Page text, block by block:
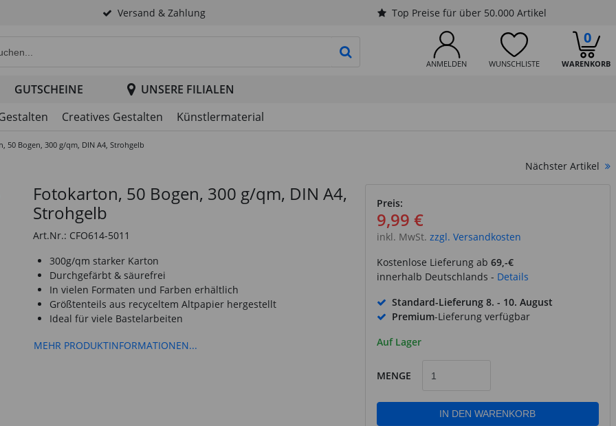
Versand & Zahlung Top Preise für über 50.000 Artikel
ANMELDEN WUNSCHLISTE WARENKORB
0
PRODUKTSUCHE STARTEN
GUTSCHEINE
UNSERE FILIALEN
Creatives Gestalten Künstlermaterial
50 Bogen, 300 g/qm, DIN A4, Strohgelb
Nächster Artikel
Fotokarton, 50 Bogen, 300 g/qm, DIN A4,
Strohgelb
Art.Nr.: CFO614-5011
300g/qm starker Karton
Durchgefärbt & säurefrei
In vielen Formaten und Farben erhältlich
Größtenteils aus recyceltem Altpapier hergestellt
Ideal für viele Bastelarbeiten
MEHR PRODUKTINFORMATIONEN...
Preis:
9,99 €
inkl. MwSt. zzgl. Versandkosten
Kostenlose Lieferung ab 69,-€
innerhalb Deutschlands - Details
Standard-Lieferung 8. - 10. August
Premium-Lieferung verfügbar
Auf Lager
MENGE
IN DEN WARENKORB